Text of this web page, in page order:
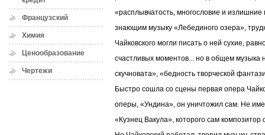
Французский
Химия
Ценообразование
Чертежи
«расплывчатость, многословие и
знающим музыку «Лебединого озера»,
Чайковского могли писать о ней сухие,
счастливых моментов... но в общем музыка
скучновата», «бедность творческой
Быстро сошла со сцены первая опера
оперы, «Ундина», он уничтожил сам. Не
«Кузнец Вакула», которого сам композитор